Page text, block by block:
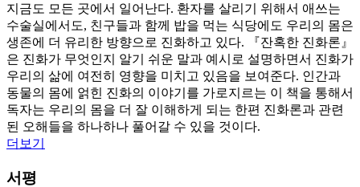
지금도 모든 곳에서 일어난다. 환자를 살리기 위해서 애쓰는
수술실에서도, 친구들과 함께 밥을 먹는 식당에도 우리의 몸은
생존에 더 유리한 방향으로 진화하고 있다. 『잔혹한 진화론』
은 진화가 무엇인지 알기 쉬운 말과 예시로 설명하면서 진화가
우리의 삶에 여전히 영향을 미치고 있음을 보여준다. 인간과
동물의 몸에 얽힌 진화의 이야기를 가로지르는 이 책을 통해서
독자는 우리의 몸을 더 잘 이해하게 되는 한편 진화론과 관련
된 오해들을 하나하나 풀어갈 수 있을 것이다.
더보기
서평